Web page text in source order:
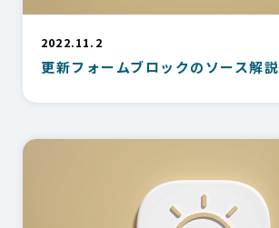
2022.11.2
更新フォームブロックのソース解説